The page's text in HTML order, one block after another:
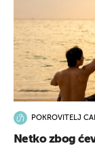
POKROVITELJ
Netko zbog